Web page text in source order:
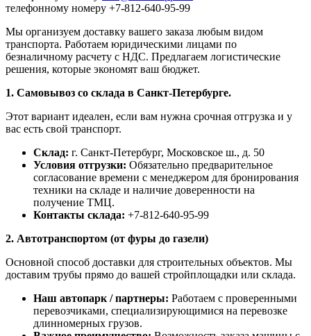
телефонному номеру +7-812-640-95-99
Мы организуем доставку вашего заказа любым видом
транспорта. Работаем юридическими лицами по
безналичному расчету с НДС. Предлагаем логистические
решения, которые экономят ваш бюджет.
1. Самовывоз со склада в Санкт-Петербурге.
Этот вариант идеален, если вам нужна срочная отгрузка и у
вас есть свой транспорт.
Склад: г. Санкт-Петербург, Московское ш., д. 50
Условия отгрузки: Обязательно предварительное
согласование времени с менеджером для бронирования
техники на складе и наличие доверенности на
получение ТМЦ.
Контакты склада: +7-812-640-95-99
2. Автотранспортом (от фуры до газели)
Основной способ доставки для строительных объектов. Мы
доставим трубы прямо до вашей стройплощадки или склада.
Наш автопарк / партнеры: Работаем с проверенными
перевозчиками, специализирующимися на перевозке
длинномерных грузов.